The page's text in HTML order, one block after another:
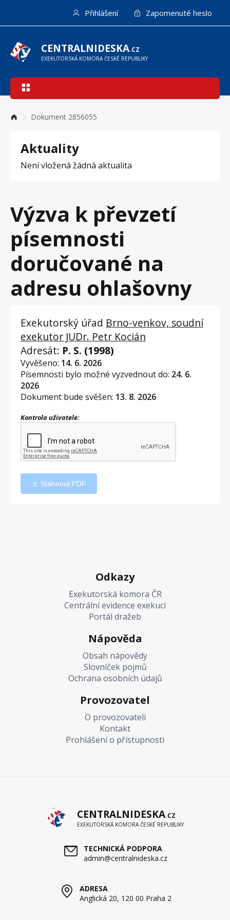
hlavnímu
obsahu
Přihlášení Zapomenuté heslo
CENTRALNIDESKA.CZ
EXEKUTORSKÁ KOMORA ČESKÉ REPUBLIKY
Hlavní
Dokument 2856055
Aktuality
Není vložená žádná aktualita
Výzva k převzetí
písemnosti
doručované na
adresu ohlašovny
Exekutorský úřad Brno-venkov, soudní
exekutor JUDr. Petr Kocián
Adresát: P. S. (1998)
Vyvěšeno: 14. 6. 2026
Písemnosti bylo možné vyzvednout do: 24. 6.
2026
Dokument bude svěšen: 13. 8. 2026
Kontrola uživatele:
Stáhnout PDF
Odkazy
Exekutorská komora ČR
Centrální evidence exekucí
Portál dražeb
Nápověda
Obsah nápovědy
Slovníček pojmů
Ochrana osobních údajů
Provozovatel
O provozovateli
Kontakt
Prohlášení o přístupnosti
CENTRALNIDESKA.CZ
EXEKUTORSKÁ KOMORA ČESKÉ REPUBLIKY
TECHNICKÁ PODPORA
admin@centralnideska.cz
ADRESA
Anglická 20, 120 00 Praha 2